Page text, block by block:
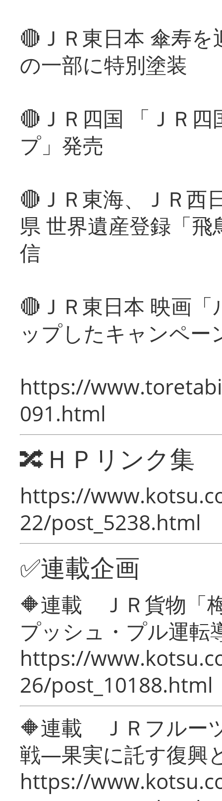
🔴ＪＲ東日本 傘寿
の一部に特別塗装
🔴ＪＲ四国 「ＪＲ
プ」発売
🔴ＪＲ東海、ＪＲ西
県 世界遺産登録「
信
🔴ＪＲ東日本 映画
ップしたキャンペー
https://
091.html
🔀ＨＰリンク集
https://
22/post_5238.html
✅連載企画
🔶連載 ＪＲ貨物「
プッシュ・プル運転
https://
26/post_10188.html
🔶連載 ＪＲフルー
戦―果実に託す復興
https://